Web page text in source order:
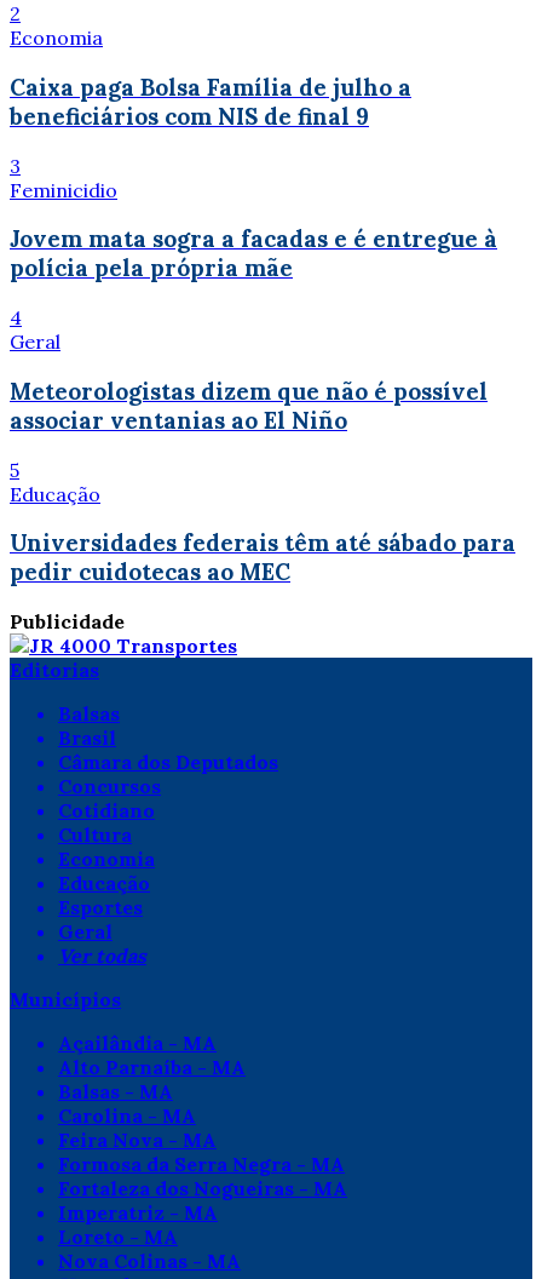
2
Economia
Caixa paga Bolsa Família de julho a
beneficiários com NIS de final 9
3
Feminicidio
Jovem mata sogra a facadas e é entregue à
polícia pela própria mãe
4
Geral
Meteorologistas dizem que não é possível
associar ventanias ao El Niño
5
Educação
Universidades federais têm até sábado para
pedir cuidotecas ao MEC
Publicidade
Editorias
Balsas
Brasil
Câmara dos Deputados
Concursos
Cotidiano
Cultura
Economia
Educação
Esportes
Geral
Ver todas
Municípios
Açailândia - MA
Alto Parnaíba - MA
Balsas - MA
Carolina - MA
Feira Nova - MA
Formosa da Serra Negra - MA
Fortaleza dos Nogueiras - MA
Imperatriz - MA
Loreto - MA
Nova Colinas - MA